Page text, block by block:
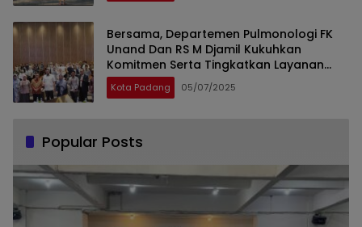
Bersama, Departemen Pulmonologi FK
Unand Dan RS M Djamil Kukuhkan
Komitmen Serta Tingkatkan Layanan
Kesehatan Paru Lewat Pulmonary
Update 2025
Kota Padang 05/07/2025
Popular Posts